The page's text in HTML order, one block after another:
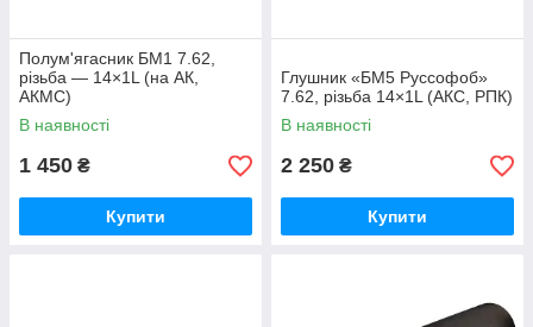
Полум'ягасник БМ1 7.62,
різьба — 14×1L (на АК,
АКМС)
В наявності
1 450 ₴
Купити
Глушник «БМ5 Руссофоб»
7.62, різьба 14×1L (АКC, РПК)
В наявності
2 250 ₴
Купити